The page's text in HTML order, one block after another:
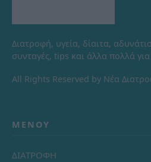
Διατροφή, υγεία, δίαιτα,
συνταγές, tips και άλλα πολλά
All Rights Reserved by Νέα
ΜΕΝΟΎ
ΔΙΑΤΡΟΦΗ